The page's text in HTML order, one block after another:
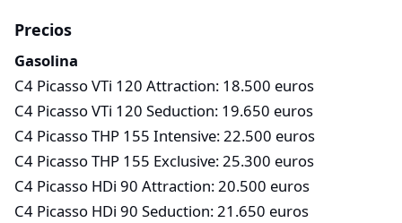
Precios
Gasolina
C4 Picasso VTi 120 Attraction: 18.500 euros
C4 Picasso VTi 120 Seduction: 19.650 euros
C4 Picasso THP 155 Intensive: 22.500 euros
C4 Picasso THP 155 Exclusive: 25.300 euros
C4 Picasso HDi 90 Attraction: 20.500 euros
C4 Picasso HDi 90 Seduction: 21.650 euros